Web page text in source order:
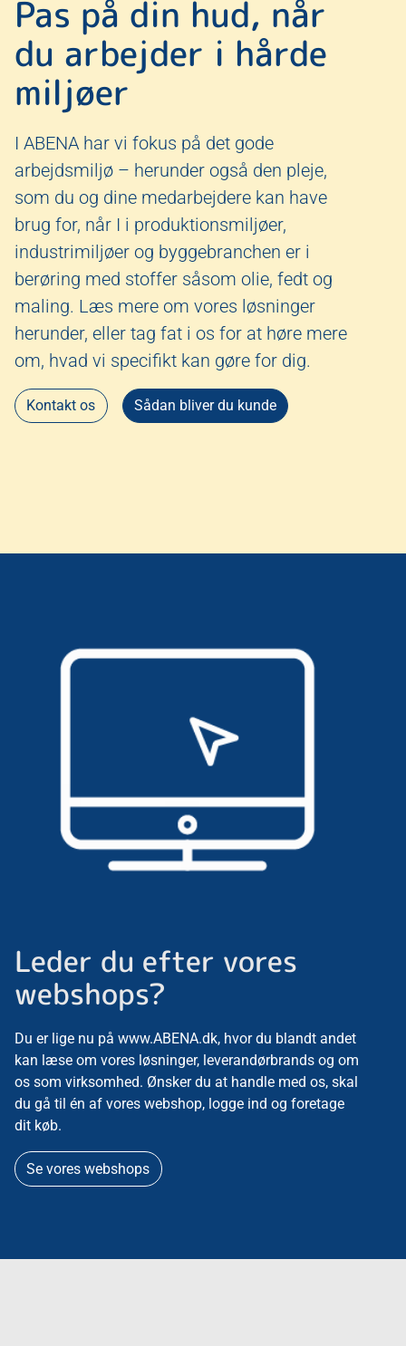
Pas på din hud, når
du arbejder i hårde
miljøer
I ABENA har vi fokus på det gode
arbejdsmiljø – herunder også den pleje,
som du og dine medarbejdere kan have
brug for, når I i produktionsmiljøer,
industrimiljøer og byggebranchen er i
berøring med stoffer såsom olie, fedt og
maling. Læs mere om vores løsninger
herunder, eller tag fat i os for at høre mere
om, hvad vi specifikt kan gøre for dig.
Kontakt os Sådan bliver du kunde
Leder du efter vores
webshops?
Du er lige nu på www.ABENA.dk, hvor du blandt andet
kan læse om vores løsninger, leverandørbrands og om
os som virksomhed. Ønsker du at handle med os, skal
du gå til én af vores webshop, logge ind og foretage
dit køb.
Se vores webshops